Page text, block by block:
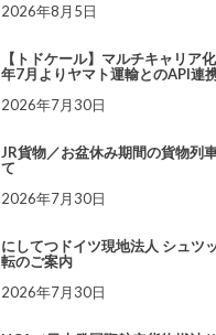
2026年8月5日
【トドケール】マルチキャリア
年7月よりヤマト運輸とのAPI連
2026年7月30日
JR貨物／お盆休み期間の貨物列
て
2026年7月30日
にしてつドイツ現地法人 シュツ
転のご案内
2026年7月30日